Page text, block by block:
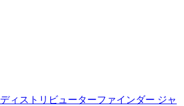
ディストリビューターファインダー ジャ